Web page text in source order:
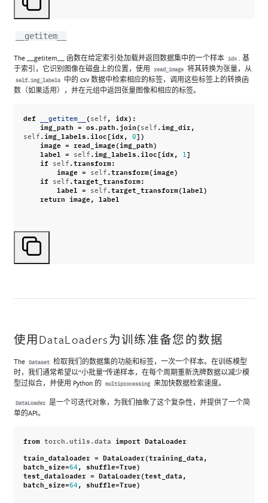
__getitem__
The __getitem__ 函数在给定索引处加载并返回数据集中的一个样本 idx
. 基
于索引，它识别图像在磁盘上的位置，使用
read_image 将其转换为张量，从
self.img_labels
中的 csv 数据中检索相应的标签，调用这些标签上的转换函
数（如果适用），并在元组中返回张量图像和相应的标签。
def __getitem__ (self , idx):
img_path = os.path.join(self .img_dir,
self .img_labels.iloc[idx, 0])
image = read_image(img_path)
label = self .img_labels.iloc[idx, 1 ]
if
self .transform:
image = self .transform(image)
if
self .target_transform:
label = self .target_transform(label )
return image, label
使用DataLoaders为训练准备您的数据
The Dataset
检取我们的数据集的功能和标签，一次一个样本。在训练模型
时，我们通常希望以“小批量”传递样本，在每个周期重新洗牌数据以减少模
型过拟合，并使用 Python 的
multiprocessing 来加快数据检索速度。
DataLoader
是一个可迭代对象，为我们抽象了这个复杂性，并提供了一个简
单的API。
from torch.utils.data import DataLoader
train_dataloader = DataLoader(training_data,
batch_size=64, shuffle=True)
test_dataloader = DataLoader(test_data,
batch_size=64, shuffle=True)